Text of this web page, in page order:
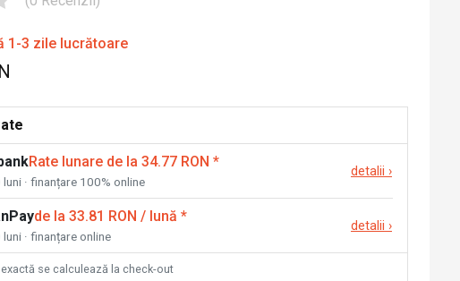
1-3 zile lucrătoare
Rate lunare de la 34.77 RON *
· finanțare 100% online
detalii ›
de la 33.81 RON / lună *
· finanțare online
detalii ›
se calculează la check-out